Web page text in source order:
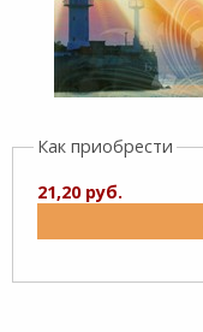
Как приобрести
21,20 руб.